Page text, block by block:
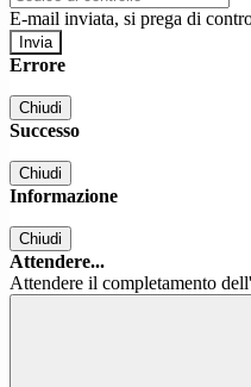
E-mail inviata, si prega di
Errore
Chiudi
Successo
Chiudi
Informazione
Chiudi
Attendere...
Attendere il completamento